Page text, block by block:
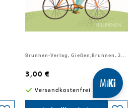
Ich schenk dir
Frühlingsgeschichten
Brunnen-Verlag, Gießen;Brunnen, 2023
3,00 €
Versandkostenfrei in DE